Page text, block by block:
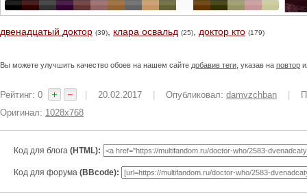
двенадцатый доктор (39) клара освальд (25) доктор кто (179)
Вы можете улучшить качество обоев на нашем сайте добавив теги , указав на повтор
Рейтинг: 0 20.02.2017 Опубликовал: damvzchban
Оригинал: 1028x768
Код для блога (HTML):
Код для форума (BBcode):